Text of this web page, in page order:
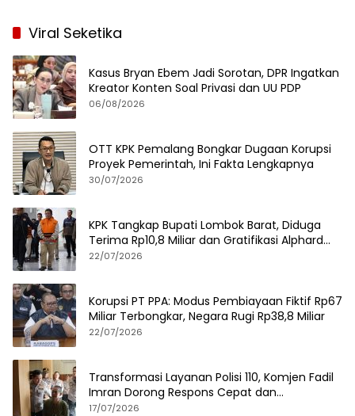
Viral Seketika
Kasus Bryan Ebem Jadi Sorotan, DPR Ingatkan
Kreator Konten Soal Privasi dan UU PDP
06/08/2026
OTT KPK Pemalang Bongkar Dugaan Korupsi
Proyek Pemerintah, Ini Fakta Lengkapnya
30/07/2026
KPK Tangkap Bupati Lombok Barat, Diduga
Terima Rp10,8 Miliar dan Gratifikasi Alphard
hingga iPhone 17 Pro
22/07/2026
Korupsi PT PPA: Modus Pembiayaan Fiktif Rp67
Miliar Terbongkar, Negara Rugi Rp38,8 Miliar
22/07/2026
Transformasi Layanan Polisi 110, Komjen Fadil
Imran Dorong Respons Cepat dan
Terintegrasi
17/07/2026